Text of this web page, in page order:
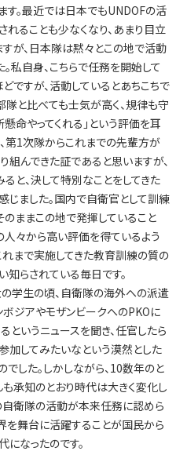
す。最近では日本でもUNDOFの活
れることも少なくなり、あまり目立
すが、日本隊は黙々とこの地で活動
私自身、こちらで任務を開始して
ですが、活動しているとあちこちで
隊と比べても士気が高く、規律も守
命やってくれる」という評価を耳
、第1次隊からこれまでの先輩方が
組んできた証であると思いますが、
と、決して特別なことをしてきた
じました。国内で自衛官として訓練
のままこの地で発揮していること
人々から高い評価を得ているよう
れまで実施してきた教育訓練の質の
知らされている毎日です。
学生の頃、自衛隊の海外への派遣
ボジアやモザンビークへのPKOに
というニュースを聞き、任官したら
加してみたいなという漠然とした
でした。しかしながら、10数年のと
も承知のとおり時代は大きく変化し
自衛隊の活動が本来任務に認めら
を舞台に活躍することが国民から
なったのです。